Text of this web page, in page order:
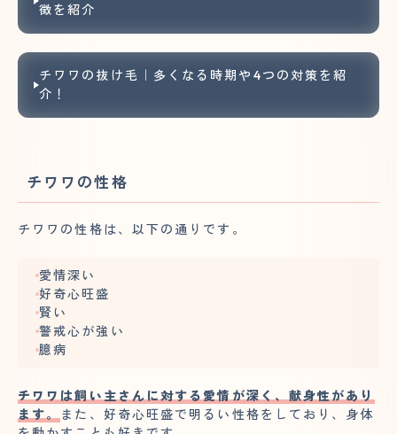
徴を紹介
チワワの抜け毛｜多くなる時期や4つの対策を紹
介！
チワワの性格
チワワの性格は、以下の通りです。
愛情深い
好奇心旺盛
賢い
警戒心が強い
臆病
チワワは飼い主さんに対する愛情が深く、献身性があり
ます。 また、好奇心旺盛で明るい性格をしており、身体